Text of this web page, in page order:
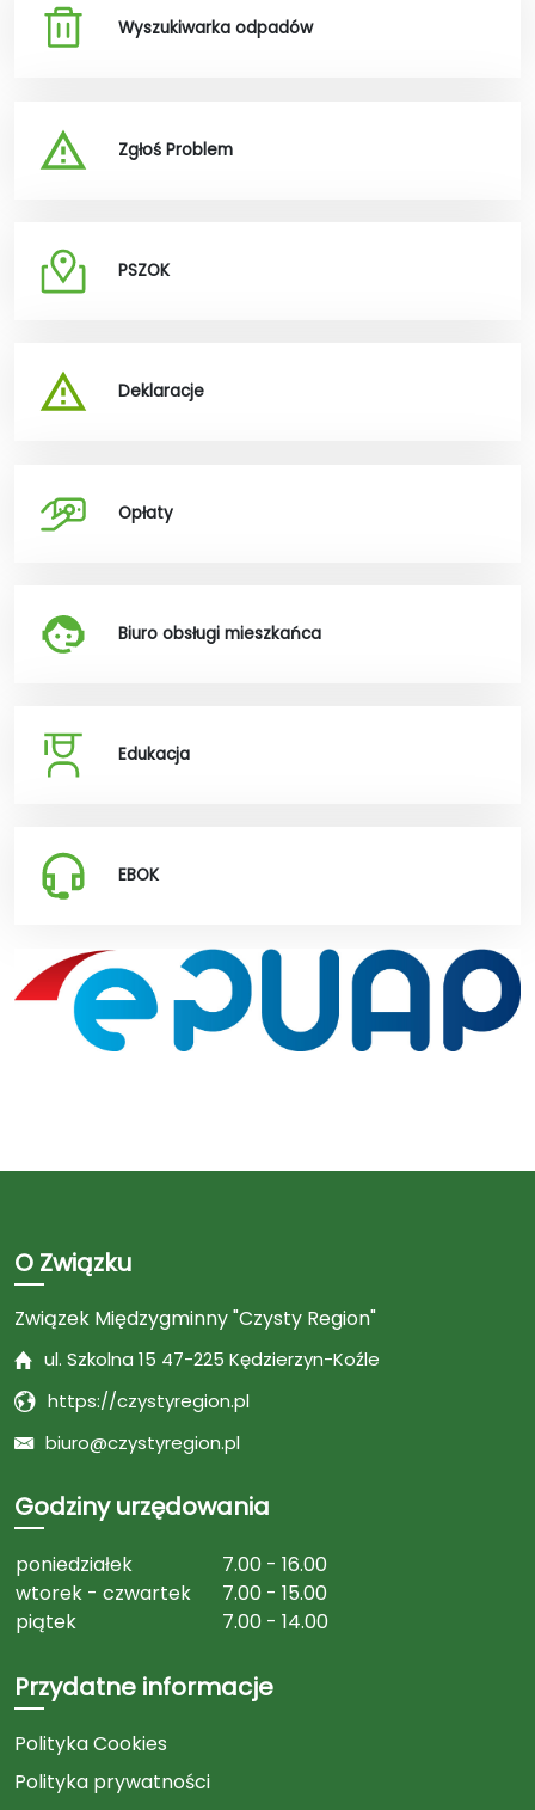
Wyszukiwarka odpadów
Zgłoś Problem
PSZOK
Deklaracje
Opłaty
Biuro obsługi mieszkańca
Edukacja
EBOK
O Związku
Związek Międzygminny "Czysty Region"
ul. Szkolna 15 47-225 Kędzierzyn-Koźle
https://czystyregion.pl
biuro@czystyregion.pl
Godziny urzędowania
poniedziałek
7.00 - 16.00
wtorek - czwartek
7.00 - 15.00
piątek
7.00 - 14.00
Przydatne informacje
Polityka Cookies
Polityka prywatności